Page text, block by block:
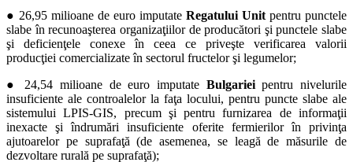
● 26,95 milioane de euro imputate Regatului Unit pentru punctele
slabe în recunoaşterea organizaţiilor de producători şi punctele slabe
şi deficienţele conexe în ceea ce priveşte verificarea valorii
producţiei comercializate în sectorul fructelor şi legumelor;
● 24,54 milioane de euro imputate Bulgarieipentru nivelurile
insuficiente ale controalelor la faţa locului, pentru puncte slabe ale
sistemului LPIS-GIS, precum şi pentru furnizarea de informaţii
inexacte şi îndrumări insuficiente oferite fermierilor în privinţa
ajutoarelor pe suprafaţă (de asemenea, se leagă de măsurile de
dezvoltare rurală pe suprafaţă);